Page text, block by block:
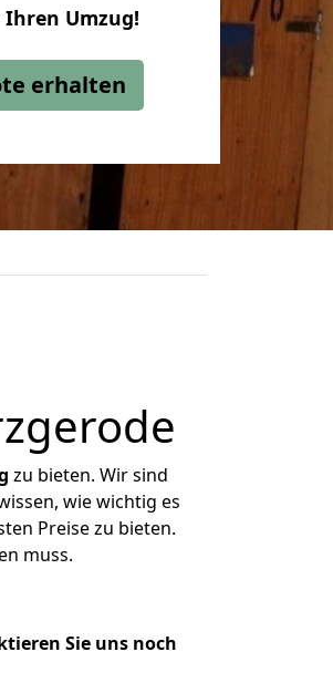
Ihren Umzug!
erhalten
zu bieten. Wir sind
wie wichtig es
Preise zu bieten.
muss.
Sie uns noch